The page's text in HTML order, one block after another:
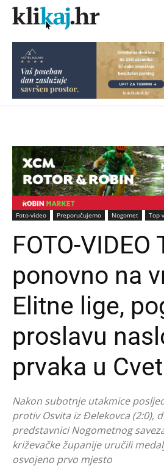
Foto-video Preporučujemo Nogomet Top
FOTO-
ponovno na
Elitne lige,
proslavu
prvaka u
Nakon subotnje utakmice
protiv Osvita iz Đelekovca (2:0),
predstavnici Nogometnog
križevačke županije uručili
osvojeno prvo mjesto